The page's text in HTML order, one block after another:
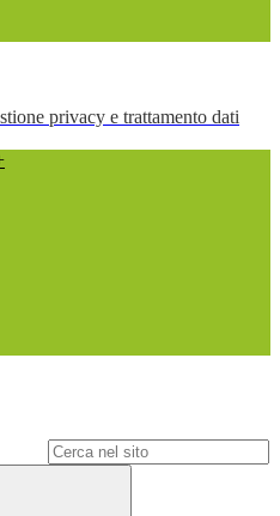
privacy e trattamento dati